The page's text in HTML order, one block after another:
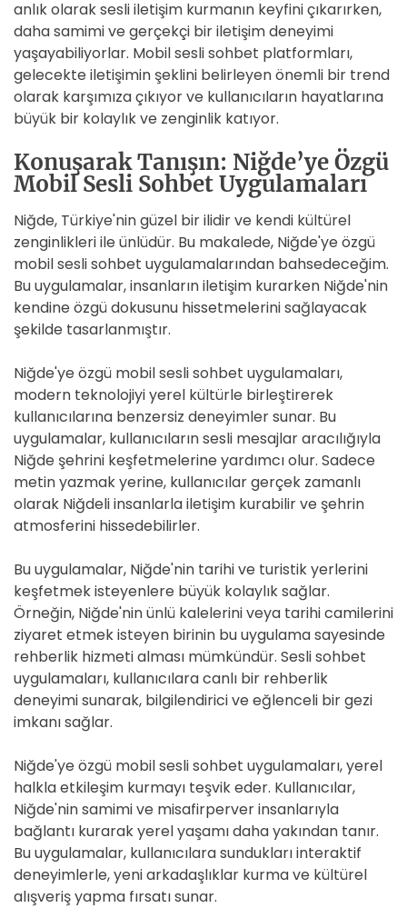
anlık olarak sesli iletişim kurmanın keyfini çıkarırken,
daha samimi ve gerçekçi bir iletişim deneyimi
yaşayabiliyorlar. Mobil sesli sohbet platformları,
gelecekte iletişimin şeklini belirleyen önemli bir trend
olarak karşımıza çıkıyor ve kullanıcıların hayatlarına
büyük bir kolaylık ve zenginlik katıyor.
Konuşarak Tanışın: Niğde’ye Özgü
Mobil Sesli Sohbet Uygulamaları
Niğde, Türkiye'nin güzel bir ilidir ve kendi kültürel
zenginlikleri ile ünlüdür. Bu makalede, Niğde'ye özgü
mobil sesli sohbet uygulamalarından bahsedeceğim.
Bu uygulamalar, insanların iletişim kurarken Niğde'nin
kendine özgü dokusunu hissetmelerini sağlayacak
şekilde tasarlanmıştır.
Niğde'ye özgü mobil sesli sohbet uygulamaları,
modern teknolojiyi yerel kültürle birleştirerek
kullanıcılarına benzersiz deneyimler sunar. Bu
uygulamalar, kullanıcıların sesli mesajlar aracılığıyla
Niğde şehrini keşfetmelerine yardımcı olur. Sadece
metin yazmak yerine, kullanıcılar gerçek zamanlı
olarak Niğdeli insanlarla iletişim kurabilir ve şehrin
atmosferini hissedebilirler.
Bu uygulamalar, Niğde'nin tarihi ve turistik yerlerini
keşfetmek isteyenlere büyük kolaylık sağlar.
Örneğin, Niğde'nin ünlü kalelerini veya tarihi camilerini
ziyaret etmek isteyen birinin bu uygulama sayesinde
rehberlik hizmeti alması mümkündür. Sesli sohbet
uygulamaları, kullanıcılara canlı bir rehberlik
deneyimi sunarak, bilgilendirici ve eğlenceli bir gezi
imkanı sağlar.
Niğde'ye özgü mobil sesli sohbet uygulamaları, yerel
halkla etkileşim kurmayı teşvik eder. Kullanıcılar,
Niğde'nin samimi ve misafirperver insanlarıyla
bağlantı kurarak yerel yaşamı daha yakından tanır.
Bu uygulamalar, kullanıcılara sundukları interaktif
deneyimlerle, yeni arkadaşlıklar kurma ve kültürel
alışveriş yapma fırsatı sunar.